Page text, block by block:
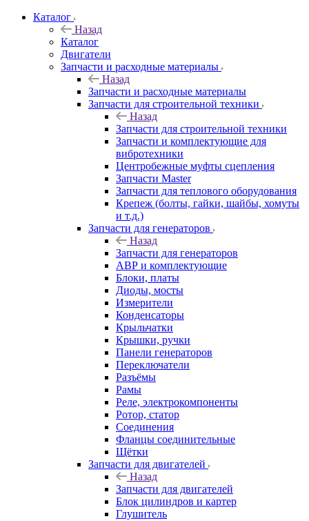
Каталог
Назад
Каталог
Двигатели
Запчасти и расходные материалы
Назад
Запчасти и расходные материалы
Запчасти для строительной техники
Назад
Запчасти для строительной техники
Запчасти и комплектующие для
вибротехники
Центробежные муфты сцепления
Запчасти Master
Запчасти для теплового оборудования
Крепеж (болты, гайки, шайбы, хомуты
и т.д.)
Запчасти для генераторов
Назад
Запчасти для генераторов
АВР и комплектующие
Блоки, платы
Диоды, мосты
Измерители
Конденсаторы
Крыльчатки
Крышки, ручки
Панели генераторов
Переключатели
Разъёмы
Рамы
Реле, электрокомпоненты
Ротор, статор
Соединения
Фланцы соединительные
Щётки
Запчасти для двигателей
Назад
Запчасти для двигателей
Блок цилиндров и картер
Глушитель